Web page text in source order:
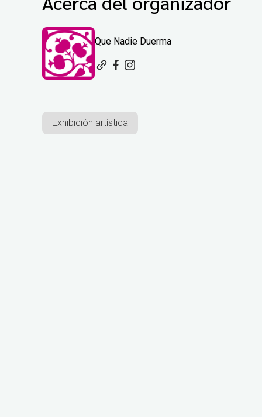
Que Nadie Duerma
Exhibición artística